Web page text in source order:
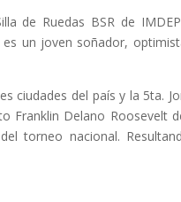
de Ruedas BSR de
un joven soñador,
ciudades del país y la 5ta.
Franklin Delano Roosevelt
torneo nacional.